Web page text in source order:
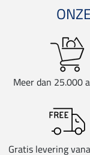
Meer dan 25.000
Gratis levering